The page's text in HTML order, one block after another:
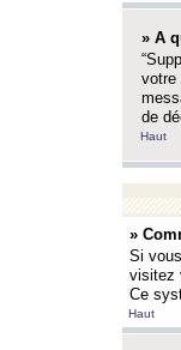
» A
votre
de
Haut
»
Si
visitez
Ce
Haut